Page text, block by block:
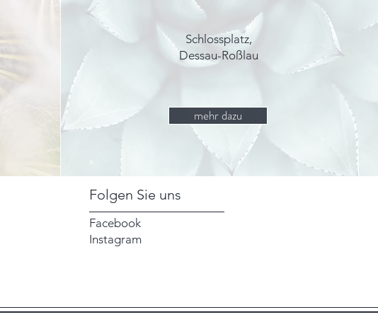
Schlossplatz,
Dessau-Roßlau
mehr dazu
Folgen Sie uns
Facebook
Instagram